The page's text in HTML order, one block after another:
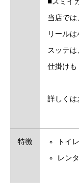
■スミイ
当店で
リール
スッテ
仕掛けも
詳しくは
特徴 トイ
レン